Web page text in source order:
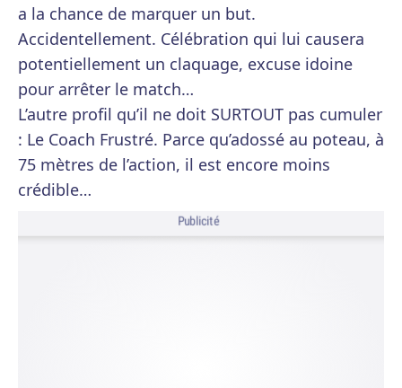
a la chance de marquer un but.
Accidentellement. Célébration qui lui causera
potentiellement un claquage, excuse idoine
pour arrêter le match…
L’autre profil qu’il ne doit SURTOUT pas cumuler
: Le Coach Frustré. Parce qu’adossé au poteau, à
75 mètres de l’action, il est encore moins
crédible…
Publicité